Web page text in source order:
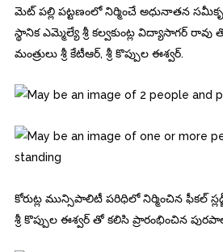
మెట్ పల్లి పట్టణంలో నిర్మించే అధునాతన
స్థానిక ఎమ్మెల్యే శ్రీ కల్వకుంట్ల విద్యాసాగర్
మంత్రులు శ్రీ కేటీఆర్, శ్రీ కొప్పుల ఈశ్వర్.
కోరుట్ల మున్సిపాలిటీ పరిధిలో నిర్మించిన ఫీకల్
శ్రీ కొప్పుల ఈశ్వర్ తో కలిసి ప్రారంభించిన